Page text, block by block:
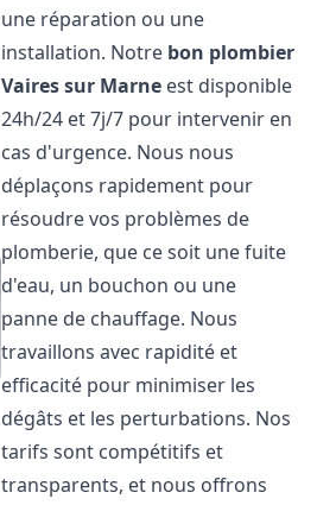
une réparation ou une
installation. Notre bon plombier
Vaires sur Marne est disponible
24h/24 et 7j/7 pour intervenir en
cas d'urgence. Nous nous
déplaçons rapidement pour
résoudre vos problèmes de
plomberie, que ce soit une fuite
d'eau, un bouchon ou une
panne de chauffage. Nous
travaillons avec rapidité et
efficacité pour minimiser les
dégâts et les perturbations. Nos
tarifs sont compétitifs et
transparents, et nous offrons